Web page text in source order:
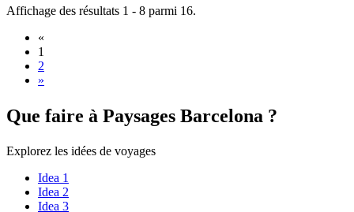
Affichage des résultats 1 - 8 parmi 16.
«
1
2
»
Que faire à Paysages Barcelona ?
Explorez les idées de voyages
Idea 1
Idea 2
Idea 3